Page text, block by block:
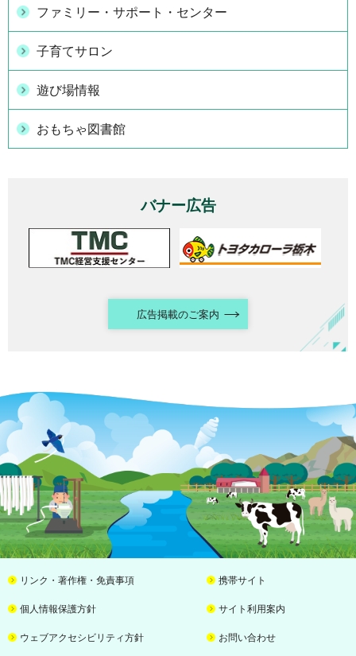
ファミリー・サポート・センター
子育てサロン
遊び場情報
おもちゃ図書館
バナー広告
広告掲載のご案内
リンク・著作権・免責事項 携帯サイト
個人情報保護方針 サイト利用案内
ウェブアクセシビリティ方針 お問い合わせ